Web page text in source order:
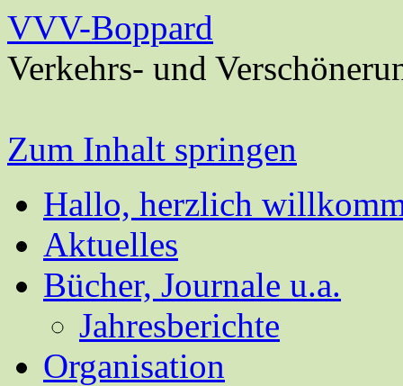
VVV-Boppard
Verkehrs- und
Zum Inhalt springen
Hallo, herzlich
Aktuelles
Bücher, Journale u.a.
Jahresberichte
Organisation